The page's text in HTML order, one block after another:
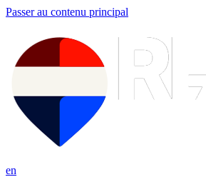
Passer au contenu principal
en